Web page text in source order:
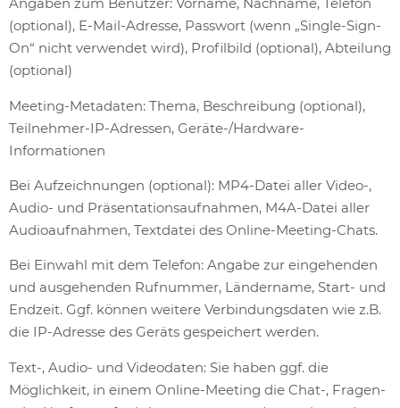
(optional), E-Mail-Adresse, Passwort (wenn „Single-Sign-
On“ nicht verwendet wird), Profilbild (optional), Abteilung
(optional)
Meeting-Metadaten: Thema, Beschreibung (optional),
Teilnehmer-IP-Adressen, Geräte-/Hardware-
Informationen
Bei Aufzeichnungen (optional): MP4-Datei aller Video-,
Audio- und Präsentationsaufnahmen, M4A-Datei aller
Audioaufnahmen, Textdatei des Online-Meeting-Chats.
Bei Einwahl mit dem Telefon: Angabe zur eingehenden
und ausgehenden Rufnummer, Ländername, Start- und
Endzeit. Ggf. können weitere Verbindungsdaten wie z.B.
die IP-Adresse des Geräts gespeichert werden.
Text-, Audio- und Videodaten: Sie haben ggf. die
Möglichkeit, in einem Online-Meeting die Chat-, Fragen-